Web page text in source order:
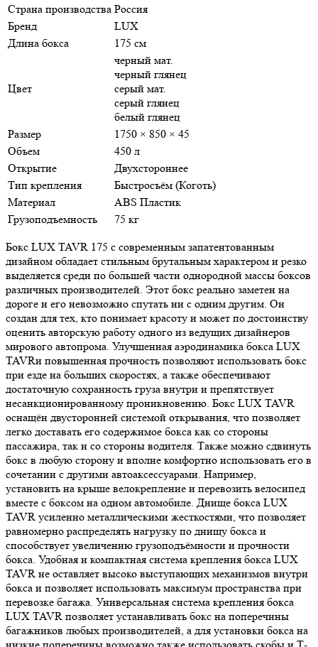
Страна производства Россия
Бренд
LUX
Длина бокса
175 см
Цвет
черный мат.
черный глянец
серый мат.
серый глянец
белый глянец
Размер
1750 × 850 × 45
Объем
450 л
Открытие
Двухстороннее
Тип крепления
Быстросъём (Коготь)
Материал
ABS Пластик
Грузоподъемность
75 кг
Бокс LUX TAVR 175 с современным запатентованным
дизайном обладает стильным брутальным характером и резко
выделяется среди по большей части однородной массы боксов
различных производителей. Этот бокс реально заметен на
дороге и его невозможно спутать ни с одним другим. Он
создан для тех, кто понимает красоту и может по достоинству
оценить авторскую работу одного из ведущих дизайнеров
мирового автопрома. Улучшенная аэродинамика бокса LUX
TAVRи повышенная прочность позволяют использовать бокс
при езде на больших скоростях, а также обеспечивают
достаточную сохранность груза внутри и препятствует
несанкционированному проникновению. Бокс LUX TAVR
оснащён двусторонней системой открывания, что позволяет
легко доставать его содержимое бокса как со стороны
пассажира, так и со стороны водителя. Также можно сдвинуть
бокс в любую сторону и вполне комфортно использовать его в
сочетании с другими автоаксессуарами. Например,
установить на крыше велокрепление и перевозить велосипед
вместе с боксом на одном автомобиле. Днище бокса LUX
TAVR усиленно металлическими жесткостями, что позволяет
равномерно распределять нагрузку по днищу бокса и
способствует увеличению грузоподъёмности и прочности
бокса. Удобная и компактная система крепления бокса LUX
TAVR не оставляет высоко выступающих механизмов внутри
бокса и позволяет использовать максимум пространства при
перевозке багажа. Универсальная система крепления бокса
LUX TAVR позволяет устанавливать бокс на поперечины
багажников любых производителей, а для установки бокса на